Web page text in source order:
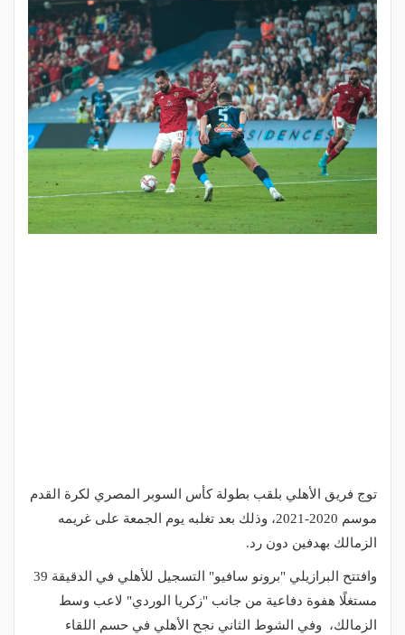
توج فريق الأهلي بلقب بطولة كأس السوبر المصري لكرة القدم
موسم 2020-2021، وذلك بعد تغلبه يوم الجمعة على غريمه
الزمالك بهدفين دون رد.
وافتتح البرازيلي "برونو سافيو" التسجيل للأهلي في الدقيقة 39
مستغلًا هفوة دفاعية من جانب "زكريا الوردي" لاعب وسط
الزمالك، وفي الشوط الثاني نجح الأهلي في حسم اللقاء